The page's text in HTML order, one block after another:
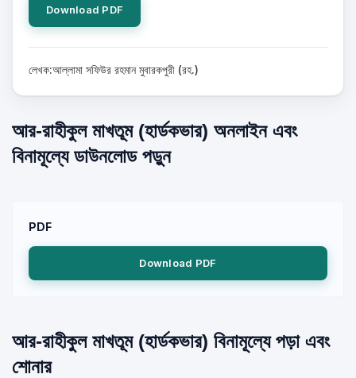
Download PDF
লেখক:আল্লামা সফিউর রহমান মুবারকপুরী (রহ.)
আর-রাহীকুল মাখতূম (হার্ডকভার) অনলাইন এবং
বিনামূল্যে ডাউনলোড পড়ুন
PDF
Download PDF
আর-রাহীকুল মাখতূম (হার্ডকভার) বিনামূল্যে পড়া এবং
শোনার